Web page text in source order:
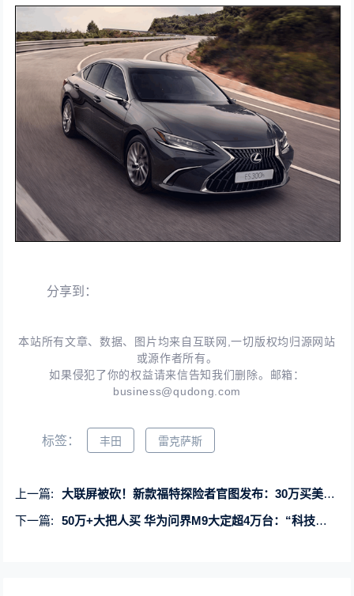
分享到：
本站所有文章、数据、图片均来自互联网,一切版权均归源网站
或源作者所有。
如果侵犯了你的权益请来信告知我们删除。邮箱：
business@qudong.com
标签： 丰田 雷克萨斯
上一篇:
大联屏被砍！新款福特探险者官图发布：30万买美系大SUV
下一篇:
50万+大把人买 华为问界M9大定超4万台：“科技车皇”成了！